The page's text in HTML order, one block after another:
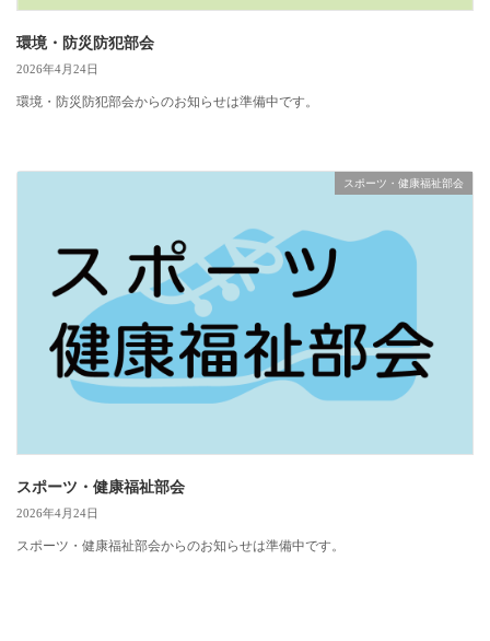
環境・防災防犯部会
2026年4月24日
環境・防災防犯部会からのお知らせは準備中です。
スポーツ・健康福祉部会
スポーツ・健康福祉部会
2026年4月24日
スポーツ・健康福祉部会からのお知らせは準備中です。